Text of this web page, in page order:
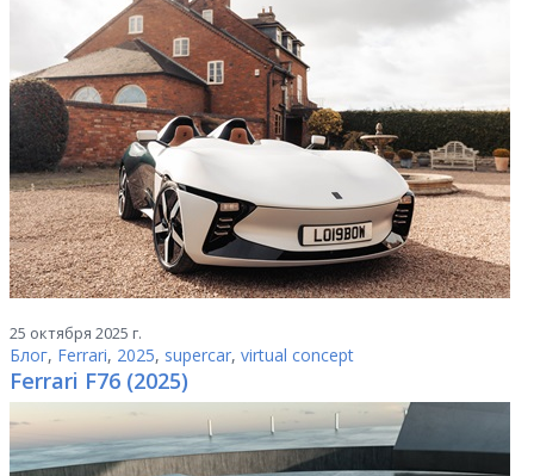
25 октября 2025 г.
Блог, Ferrari, 2025, supercar, virtual concept
Ferrari F76 (2025)